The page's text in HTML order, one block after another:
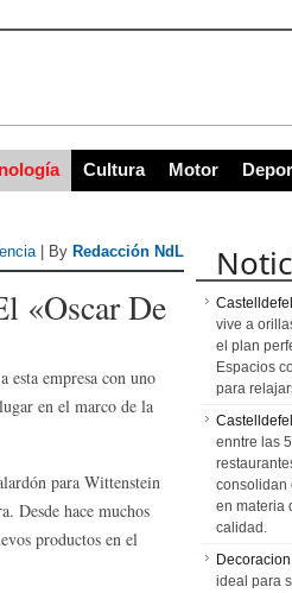
Cultura Motor
| By Redacción NdL
«Oscar De
esta empresa con uno
en el marco de la
para Wittenstein
Desde hace muchos
productos en el
vive a
el plan
Espacios
para
enntre las
consolidan
en materia
calidad.
ideal para